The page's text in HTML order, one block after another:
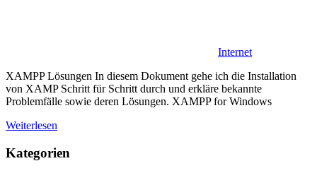
Internet
XAMPP Lösungen In diesem Dokument gehe ich die Installation
von XAMP Schritt für Schritt durch und erkläre bekannte
Problemfälle sowie deren Lösungen. XAMPP for Windows
Weiterlesen
Kategorien